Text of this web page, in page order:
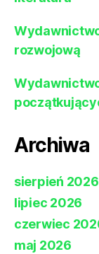
rozwojową
Archiwa
sierpień 2026
lipiec 2026
czerwiec
maj 2026